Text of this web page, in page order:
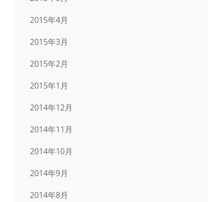
2015年4月
2015年3月
2015年2月
2015年1月
2014年12月
2014年11月
2014年10月
2014年9月
2014年8月